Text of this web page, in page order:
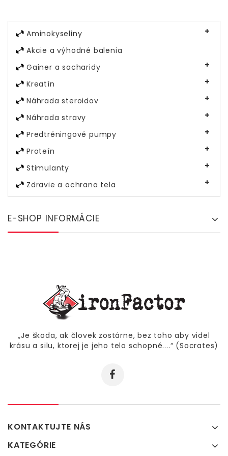
Aminokyseliny
Akcie a výhodné balenia
Gainer a sacharidy
Kreatín
Náhrada steroidov
Náhrada stravy
Predtréningové pumpy
Proteín
Stimulanty
Zdravie a ochrana tela
E-SHOP INFORMÁCIE
„Je škoda, ak človek zostárne, bez toho aby videl
krásu a silu, ktorej je jeho telo schopné....“ (Socrates)
KONTAKTUJTE NÁS
KATEGÓRIE